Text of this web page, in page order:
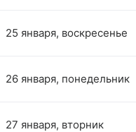
25 января, воскресенье
26 января, понедельник
27 января, вторник